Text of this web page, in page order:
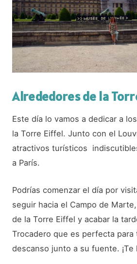
Alrededores de la
Este día lo vamos a dedicar a
la Torre Eiffel. Junto con el
atractivos turísticos
a París.
Podrías comenzar el día por
seguir hacia el Campo de
de la Torre Eiffel y acabar la
Trocadero que es perfecta para
descanso junto a su fuente. ¡Te